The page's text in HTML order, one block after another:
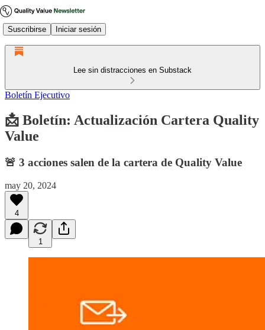
Suscribirse Iniciar sesión
Lee sin distracciones en Substack
Boletín Ejecutivo
📩 Boletín: Actualización Cartera Quality
Value
🚨 3 acciones salen de la cartera de Quality Value
may 20, 2024
4
1